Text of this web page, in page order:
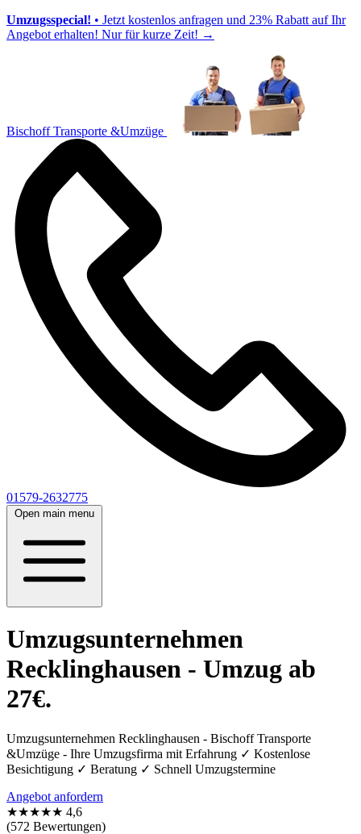
Umzugsspecial! • Jetzt kostenlos anfragen und 23% Rabatt auf Ihr
Angebot erhalten! Nur für kurze Zeit! →
Bischoff Transporte &Umzüge
01579-2632775
Open main menu
Umzugsunternehmen
Recklinghausen - Umzug ab
27€.
Umzugsunternehmen Recklinghausen - Bischoff Transporte
&Umzüge - Ihre Umzugsfirma mit Erfahrung ✓ Kostenlose
Besichtigung ✓ Beratung ✓ Schnell Umzugstermine
Angebot anfordern
★★★★★ 4,6
(572 Bewertungen)